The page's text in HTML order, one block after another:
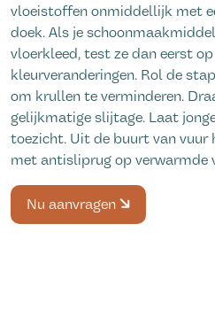
vloeistoffen onmiddellijk met
doek. Als je
vloerkleed, test ze dan eerst
kleurveranderingen. Rol de
om krullen te verminderen.
gelijkmatige slijtage. Laat
toezicht. Uit de buurt van vuur
met antisliprug op verwarmde
Nu aanvragen